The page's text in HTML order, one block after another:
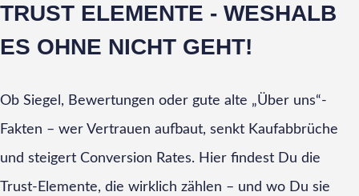
TRUST ELEMENTE - WESHALB
ES OHNE NICHT GEHT!
Ob Siegel, Bewertungen oder gute alte „Über uns“-
Fakten – wer Vertrauen aufbaut, senkt Kaufabbrüche
und steigert Conversion Rates. Hier findest Du die
Trust-Elemente, die wirklich zählen – und wo Du sie